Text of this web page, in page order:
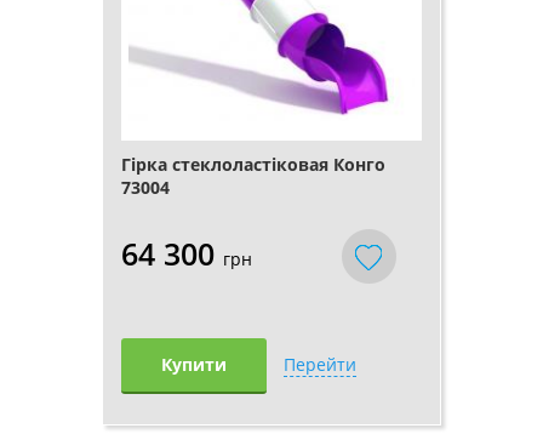
Гірка стеклоластіковая Конго
73004
64 300 грн
Купити Перейти